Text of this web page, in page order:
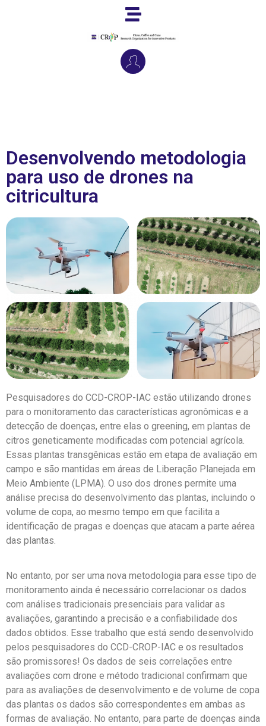
Desenvolvendo metodologia
para uso de drones na
citricultura
Pesquisadores do CCD-CROP-IAC estão utilizando drones
para o monitoramento das características agronômicas e a
detecção de doenças, entre elas o greening, em plantas de
citros geneticamente modificadas com potencial agrícola.
Essas plantas transgênicas estão em etapa de avaliação em
campo e são mantidas em áreas de Liberação Planejada em
Meio Ambiente (LPMA). O uso dos drones permite uma
análise precisa do desenvolvimento das plantas, incluindo o
volume de copa, ao mesmo tempo em que facilita a
identificação de pragas e doenças que atacam a parte aérea
das plantas.
No entanto, por ser uma nova metodologia para esse tipo de
monitoramento ainda é necessário correlacionar os dados
com análises tradicionais presenciais para validar as
avaliações, garantindo a precisão e a confiabilidade dos
dados obtidos. Esse trabalho que está sendo desenvolvido
pelos pesquisadores do CCD-CROP-IAC e os resultados
são promissores! Os dados de seis correlações entre
avaliações com drone e método tradicional confirmam que
para as avaliações de desenvolvimento e de volume de copa
das plantas os dados são correspondentes em ambas as
formas de avaliação. No entanto, para parte de doenças ainda